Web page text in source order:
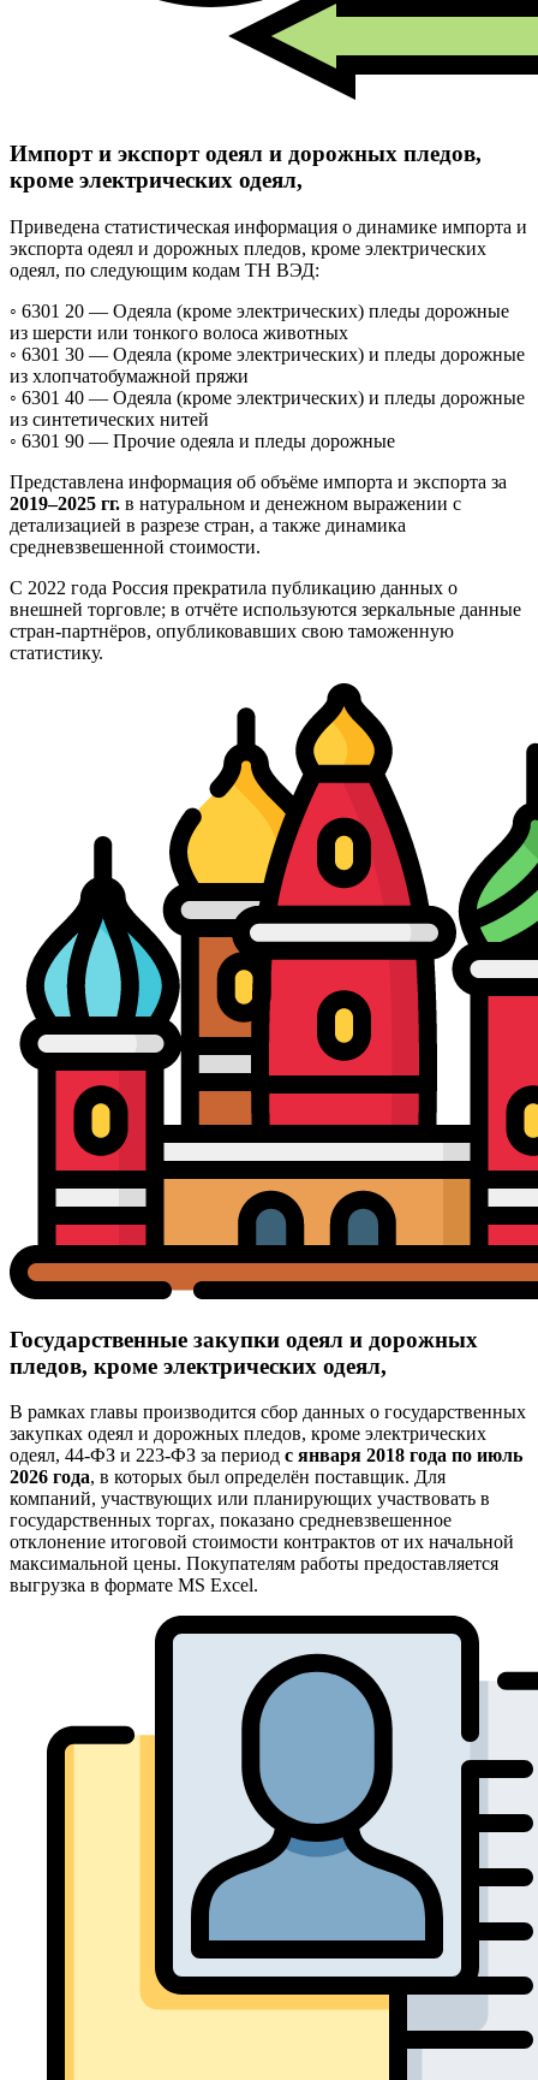
Импорт и экспорт одеял и дорожных пледов,
кроме электрических одеял,
Приведена статистическая информация о динамике импорта и
экспорта одеял и дорожных пледов, кроме электрических
одеял, по следующим кодам ТН ВЭД:
◦ 6301 20 — Одеяла (кроме электрических) пледы дорожные
из шерсти или тонкого волоса животных
◦ 6301 30 — Одеяла (кроме электрических) и пледы дорожные
из хлопчатобумажной пряжи
◦ 6301 40 — Одеяла (кроме электрических) и пледы дорожные
из синтетических нитей
◦ 6301 90 — Прочие одеяла и пледы дорожные
Представлена информация об объёме импорта и экспорта за
2019–2025 гг. в натуральном и денежном выражении с
детализацией в разрезе стран, а также динамика
средневзвешенной стоимости.
С 2022 года Россия прекратила публикацию данных о
внешней торговле; в отчёте используются зеркальные данные
стран-партнёров, опубликовавших свою таможенную
статистику.
Государственные закупки одеял и дорожных
пледов, кроме электрических одеял,
В рамках главы производится сбор данных о государственных
закупках одеял и дорожных пледов, кроме электрических
одеял, 44-ФЗ и 223-ФЗ за период с января 2018 года по июль
2026 года, в которых был определён поставщик. Для
компаний, участвующих или планирующих участвовать в
государственных торгах, показано средневзвешенное
отклонение итоговой стоимости контрактов от их начальной
максимальной цены. Покупателям работы предоставляется
выгрузка в формате MS Excel.